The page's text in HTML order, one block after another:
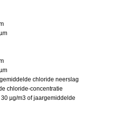
chloride neerslag
chloride-concentratie
µg/m3 of jaargemiddelde